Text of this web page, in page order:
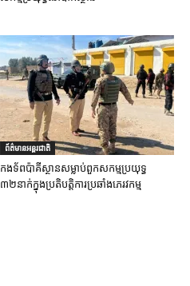
ព័ត៌មានអន្តរជាតិ
កងទ័ពប៉ាគីស្ថានសម្លាប់ពួកសកម្មប្រយុទ្ធ
៣២នាក់ក្នុងប្រតិបត្តិការប្រឆាំងភេរវកម្ម